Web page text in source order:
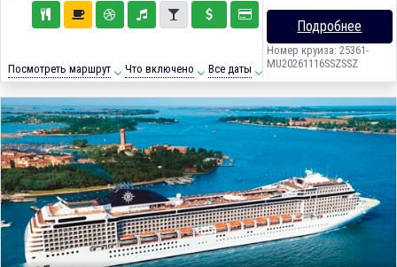
Посмотреть маршрут Что включено Все даты
Подробнее
Номер круиза: 25361-
MU20261116SSZSSZ